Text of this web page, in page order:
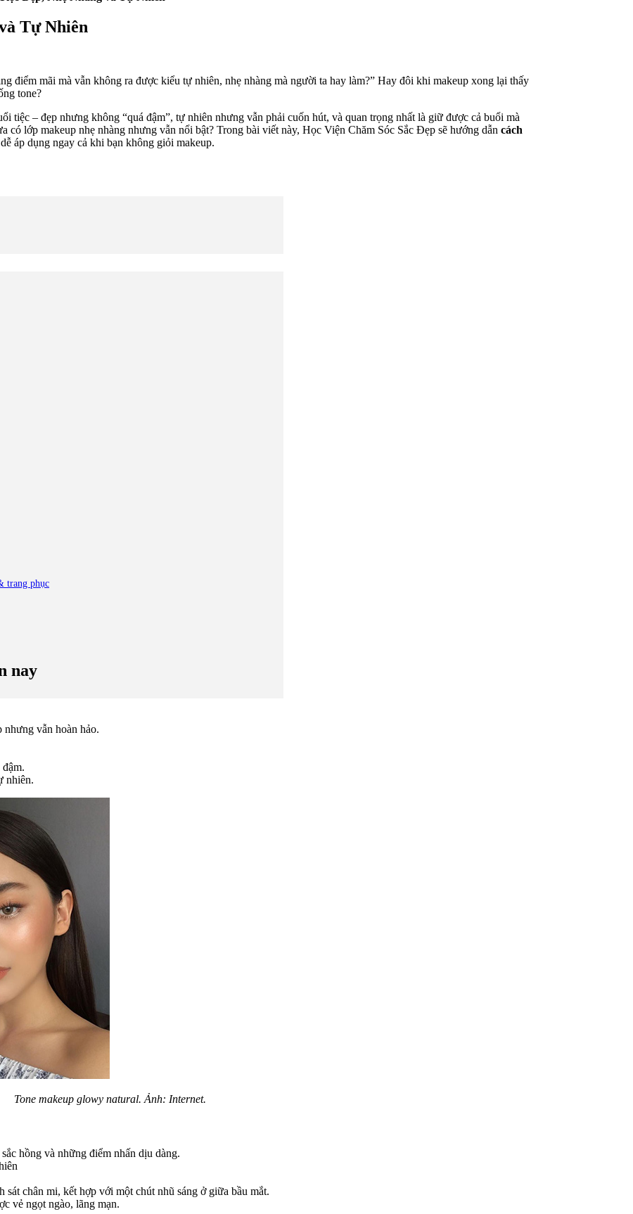
Tự Nhiên
điểm mãi mà vẫn không ra được kiểu tự nhiên, nhẹ nhàng mà người ta hay làm?” Hay đôi khi makeup xong lại thấy
tone?
tiệc – đẹp nhưng không “quá đậm”, tự nhiên nhưng vẫn phải cuốn hút, và quan trọng nhất là giữ được cả buổi mà
lớp makeup nhẹ nhàng nhưng vẫn nổi bật? Trong bài viết này, Học Viện Chăm Sóc Sắc Đẹp sẽ hướng dẫn cách
áp dụng ngay cả khi bạn không giỏi makeup.
trang phục
nay
nhưng vẫn hoàn hảo.
nhiên.
Tone makeup glowy natural. Ảnh: Internet.
hồng và những điểm nhấn dịu dàng.
chân mi, kết hợp với một chút nhũ sáng ở giữa bầu mắt.
vẻ ngọt ngào, lãng mạn.